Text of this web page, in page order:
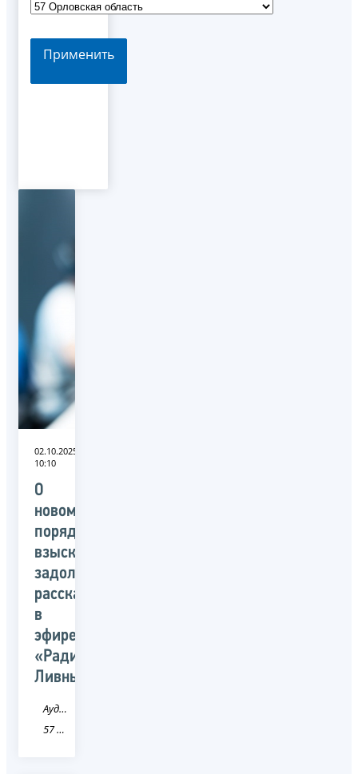
Применить
02.10.2025
10:10
О
новом
порядке
взыскания
задолженности
рассказали
в
эфире
«Радио
Ливны»
Аудио
57 Орловская область